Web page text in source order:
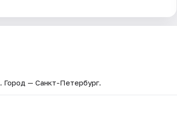
. Город — Санкт-Петербург.